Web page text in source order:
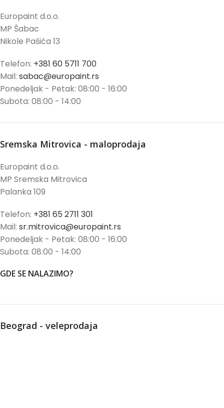
Europaint d.o.o.
MP Šabac
Nikole Pašića 13
Telefon: +381 60 5711 700
Mail: sabac@europaint.rs
Ponedeljak - Petak: 08:00 - 16:00
Subota: 08:00 - 14:00
Sremska Mitrovica - maloprodaja
Europaint d.o.o.
MP Sremska Mitrovica
Palanka 109
Telefon: +381 65 2711 301
Mail: sr.mitrovica@europaint.rs
Ponedeljak - Petak: 08:00 - 16:00
Subota: 08:00 - 14:00
GDE SE NALAZIMO?
Beograd - veleprodaja